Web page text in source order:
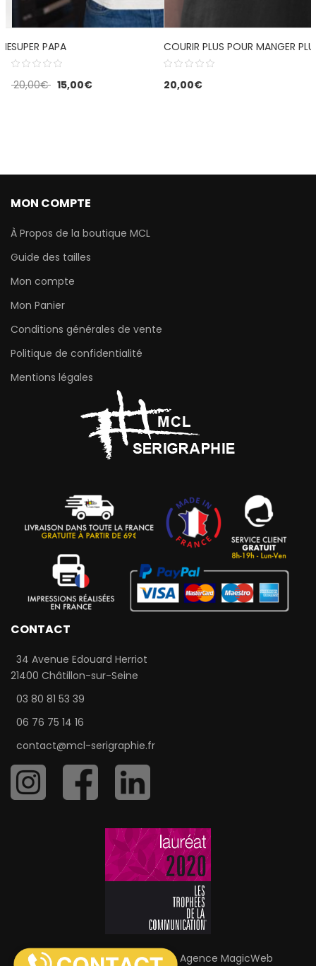
PAS
SUPER PAPA
20,00€ 15,00€
COURIR PLUS POUR MANGER
20,00€
MON COMPTE
À Propos de la boutique MCL
Guide des tailles
Mon compte
Mon Panier
Conditions générales de vente
Politique de confidentialité
Mentions légales
CONTACT
34 Avenue Edouard Herriot
21400 Châtillon-sur-Seine
03 80 81 53 39
06 76 75 14 16
contact@mcl-serigraphie.fr
MCL Sérigraphie © 2026 |Agence MagicWeb